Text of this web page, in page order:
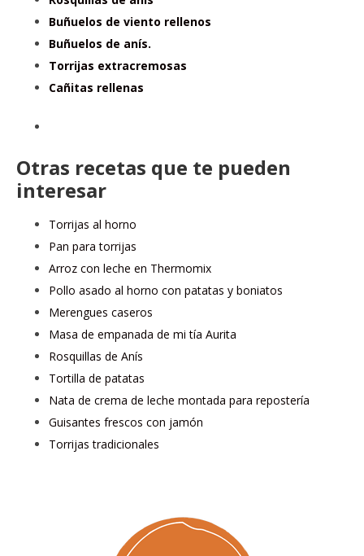
Buñuelos de viento rellenos
Buñuelos de anís.
Torrijas extracremosas
Cañitas rellenas
Otras recetas que te pueden
interesar
Torrijas al horno
Pan para torrijas
Arroz con leche en Thermomix
Pollo asado al horno con patatas y boniatos
Merengues caseros
Masa de empanada de mi tía Aurita
Rosquillas de Anís
Tortilla de patatas
Nata de crema de leche montada para repostería
Guisantes frescos con jamón
Torrijas tradicionales